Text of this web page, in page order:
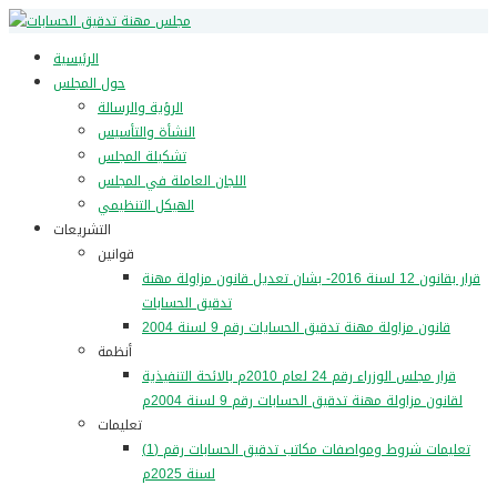
الرئيسية
حول المجلس
الرؤية والرسالة
النشأة والتأسيس
تشكيلة المجلس
اللجان العاملة في المجلس
الهيكل التنظيمي
التشريعات
قوانين
قرار بقانون 12 لسنة 2016- بشان تعديل قانون مزاولة مهنة
تدقيق الحسابات
قانون مزاولة مهنة تدقيق الحسايات رقم 9 لسنة 2004
أنظمة
قرار مجلس الوزراء رقم 24 لعام 2010م بالائحة التنفيذية
لقانون مزاولة مهنة تدقيق الحسابات رقم 9 لسنة 2004م
تعليمات
تعليمات شروط ومواصفات مكاتب تدقيق الحسابات رقم (1)
لسنة 2025م